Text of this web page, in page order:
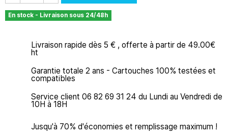
En stock - Livraison sous 24/48h
Livraison rapide dès 5 € , offerte à partir de 49.00€
ht
Garantie totale 2 ans - Cartouches 100% testées et
compatibles
Service client 06 82 69 31 24 du Lundi au Vendredi de
10H à 18H
Jusqu'à 70% d'économies et remplissage maximum !